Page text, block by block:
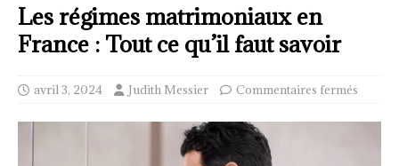
Les régimes matrimoniaux en
France : Tout ce qu’il faut savoir
avril 3, 2024 Judith Messier Commentaires fermés